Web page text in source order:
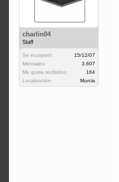
charlin04
Staff
Se incorporó:
15/12/07
Mensajes:
3.607
Me gusta recibidos:
164
Localización:
Murcia